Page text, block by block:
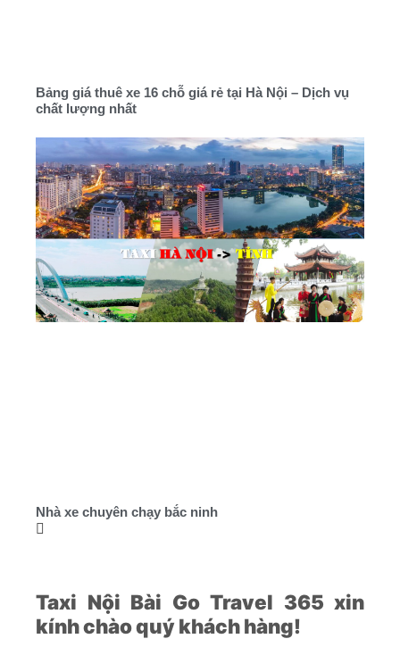
Bảng giá thuê xe 16 chỗ giá rẻ tại Hà Nội – Dịch vụ
chất lượng nhất
Nhà xe chuyên chạy bắc ninh
Taxi Nội Bài Go Travel 365 xin
kính chào quý khách hàng!